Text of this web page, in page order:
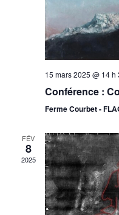
15 mars 2025 @ 14 h
Conférence :
Ferme Courbet -
FÉV
8
2025